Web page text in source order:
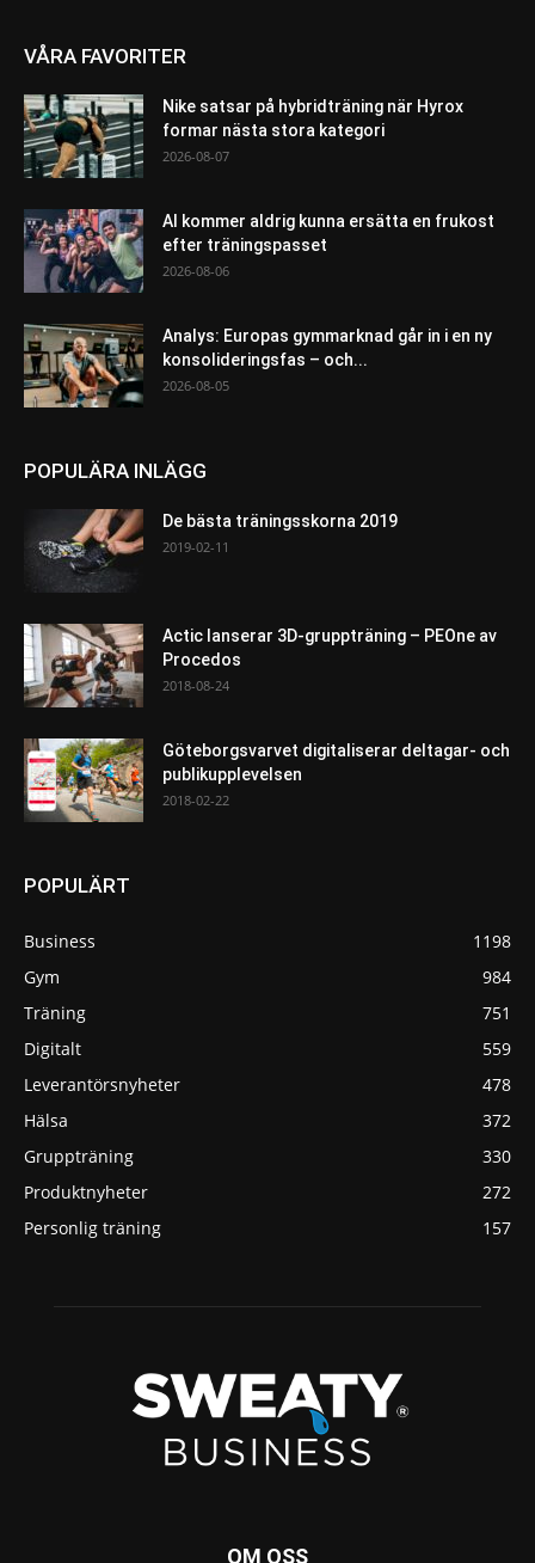
VÅRA FAVORITER
Nike satsar på hybridträning när Hyrox
formar nästa stora kategori
2026-08-07
AI kommer aldrig kunna ersätta en frukost
efter träningspasset
2026-08-06
Analys: Europas gymmarknad går in i en ny
konsolideringsfas – och...
2026-08-05
POPULÄRA INLÄGG
De bästa träningsskorna 2019
2019-02-11
Actic lanserar 3D-gruppträning – PEOne av
Procedos
2018-08-24
Göteborgsvarvet digitaliserar deltagar- och
publikupplevelsen
2018-02-22
POPULÄRT
Business
1198
Gym
984
Träning
751
Digitalt
559
Leverantörsnyheter
478
Hälsa
372
Gruppträning
330
Produktnyheter
272
Personlig träning
157
OM OSS